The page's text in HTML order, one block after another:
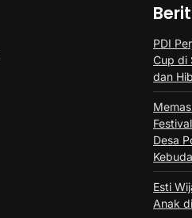
PDI
Cup di
dan
Desa
Esti
Anak